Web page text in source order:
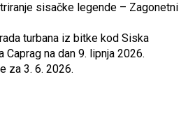
sisačke legende – Zagonetni
turbana iz bitke kod Siska
Caprag na dan 9. lipnja 2026.
za 3. 6. 2026.